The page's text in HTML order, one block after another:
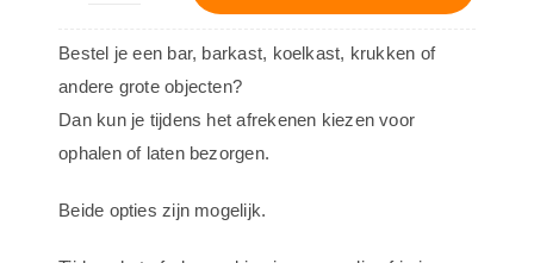
–
1
Bier
voor
prijs
Bestel je een bar, barkast, koelkast, krukken of
andere grote objecten?
Dan kun je tijdens het afrekenen kiezen voor
ophalen of laten bezorgen.
Beide opties zijn mogelijk.